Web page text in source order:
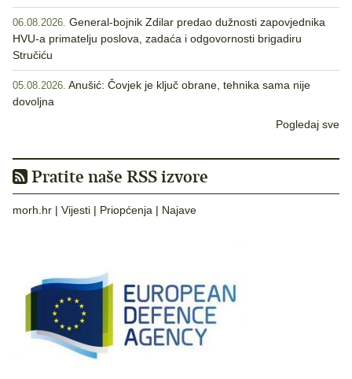
06.08.2026. General-bojnik Zdilar predao dužnosti zapovjednika
HVU-a primatelju poslova, zadaća i odgovornosti brigadiru
Stručiću
05.08.2026. Anušić: Čovjek je ključ obrane, tehnika sama nije
dovoljna
Pogledaj sve
Pratite naše RSS izvore
morh.hr | Vijesti | Priopćenja | Najave